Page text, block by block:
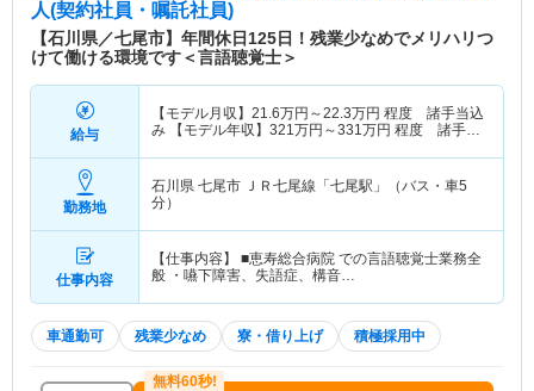
人(契約社員・嘱託社員)
【石川県／七尾市】年間休日125日！残業少なめでメリハリつ
けて働ける環境です＜言語聴覚士＞
給与
【モデル月収】 21.6万円～22.3万円 程度 諸手当込
み 【モデル年収】 321万円～331万円 程度 諸手
勤務地
石川県 七尾市 ＪＲ七尾線「七尾駅」（バス・車5
分）
仕事内容
【仕事内容】 ■恵寿総合病院 での言語聴覚士業務全
般 ・嚥下障害、失語症、構音…
車通勤可 残業少なめ 寮・借り上げ 積極採用中